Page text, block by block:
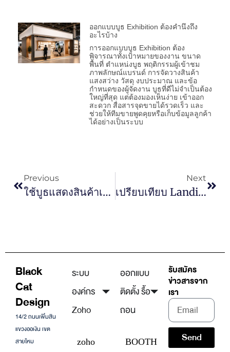
ออกแบบบูธ Exhibition ต้องคำนึงถึง
อะไรบ้าง
การออกแบบบูธ Exhibition ต้อง
พิจารณาทั้งเป้าหมายของงาน ขนาด
พื้นที่ ตำแหน่งบูธ พฤติกรรมผู้เข้าชม
ภาพลักษณ์แบรนด์ การจัดวางสินค้า
แสงสว่าง วัสดุ งบประมาณ และข้อ
กำหนดของผู้จัดงาน บูธที่ดีไม่จำเป็นต้อง
ใหญ่ที่สุด แต่ต้องมองเห็นง่าย เข้าออก
สะดวก สื่อสารจุดขายได้รวดเร็ว และ
ช่วยให้ทีมขายพูดคุยหรือเก็บข้อมูลลูกค้า
ได้อย่างเป็นระบบ
Previous
ใช้บูธแสดงสินค้าเป็นเครื่องมือเก็บลีด (Lead) เข้าระบบการขายอย่างไรดี?
Next
เปรียบเทียบ Landing Page กับ Sale Page ต่างกันยังไง ใช้อะไรตอนไหนดี?
Black
Cat
Design
14/2 ถนนเพิ่มสิน
แขวงออเงิน เขต
สายไหม
ระบบ
องค์กร
Zoho
zoho
ออกแบบ
ติดตั้ง รื้อ
ถอน
BOOTH
รับสมัคร
ข่าวสารจาก
เรา
Send